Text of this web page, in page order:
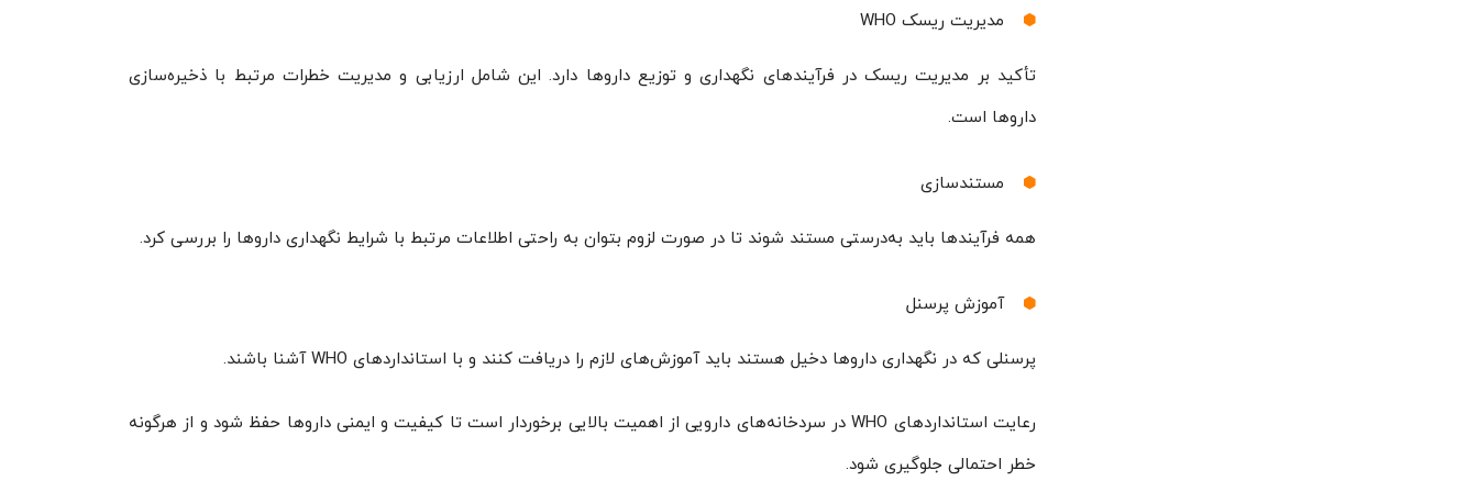
مدیریت ریسک WHO
تأکید بر مدیریت ریسک در فرآیندهای نگهداری و توزیع داروها دارد. این شامل ارزیابی و مدیریت خطرات مرتبط با ذخیره‌سازی
داروها است.
مستندسازی
همه فرآیندها باید به‌درستی مستند شوند تا در صورت لزوم بتوان به راحتی اطلاعات مرتبط با شرایط نگهداری داروها را بررسی کرد.
آموزش پرسنل
پرسنلی که در نگهداری داروها دخیل هستند باید آموزش‌های لازم را دریافت کنند و با استانداردهای WHO آشنا باشند.
رعایت استانداردهای WHO در سردخانه‌های دارویی از اهمیت بالایی برخوردار است تا کیفیت و ایمنی داروها حفظ شود و از هرگونه
خطر احتمالی جلوگیری شود.